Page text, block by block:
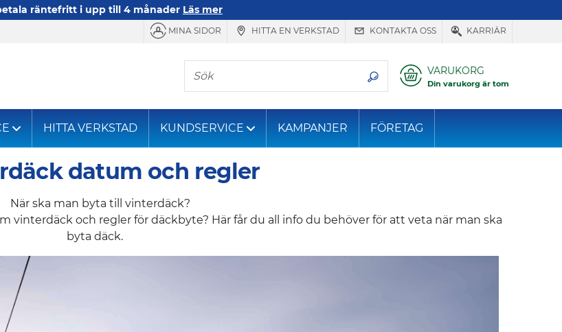
räntefritt i upp till 4 månader Läs mer
MINA SIDOR HITTA EN VERKSTAD KONTAKTA OSS KARRIÄR
Sök VARUKORG
Din varukorg är tom
HITTA VERKSTAD KUNDSERVICE KAMPANJER FÖRETAG
datum och regler
När ska man byta till vinterdäck?
vinterdäck och regler för däckbyte? Här får du all info du behöver för att veta när man ska
byta däck.